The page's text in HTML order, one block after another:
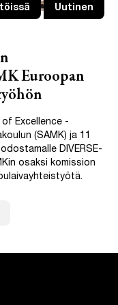
Uutinen
Euroopan
Excellence -
(SAMK) ja 11
DIVERSE-
osaksi komission